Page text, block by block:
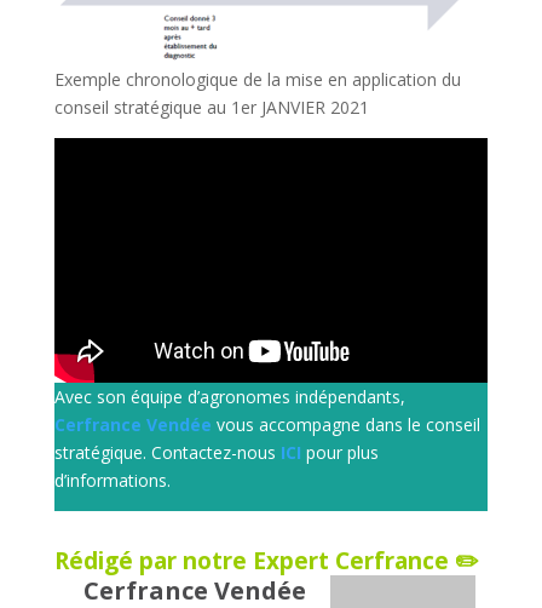
Exemple chronologique de la mise en application du
conseil stratégique au 1er JANVIER 2021
Avec son équipe d’agronomes indépendants,
Cerfrance Vendée vous accompagne dans le conseil
stratégique. Contactez-nous ICI pour plus
d’informations.
Rédigé par notre Expert Cerfrance ✏️
Cerfrance Vendée